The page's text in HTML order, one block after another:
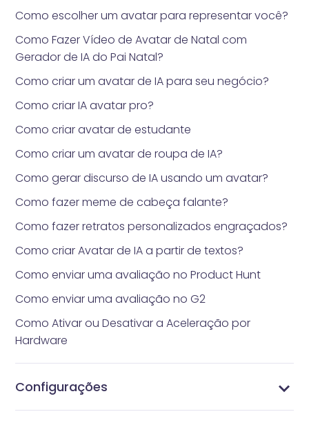
Como escolher um avatar para representar você?
Como Fazer Vídeo de Avatar de Natal com
Gerador de IA do Pai Natal?
Como criar um avatar de IA para seu negócio?
Como criar IA avatar pro?
Como criar avatar de estudante
Como criar um avatar de roupa de IA?
Como gerar discurso de IA usando um avatar?
Como fazer meme de cabeça falante?
Como fazer retratos personalizados engraçados?
Como criar Avatar de IA a partir de textos?
Como enviar uma avaliação no Product Hunt
Como enviar uma avaliação no G2
Como Ativar ou Desativar a Aceleração por
Hardware
Configurações